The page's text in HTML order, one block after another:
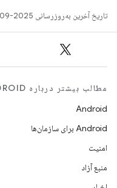
تاریخ آخرین به‌روزرسانی 2025-09-05 به‌وقت ساعت هماهنگ جهانی.
مطالب بیشتر درباره ANDROID
Android
Android برای سازمان‌ها
امنیت
منبع آزاد